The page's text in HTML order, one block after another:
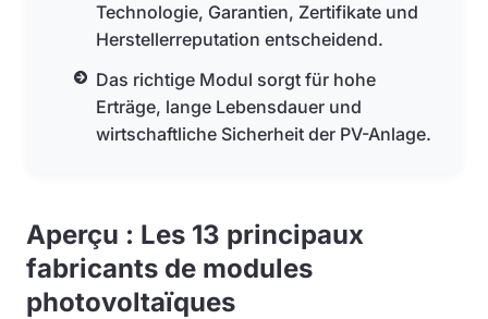
Technologie, Garantien, Zertifikate und
Herstellerreputation entscheidend.
Das richtige Modul sorgt für hohe
Erträge, lange Lebensdauer und
wirtschaftliche Sicherheit der PV-Anlage.
Aperçu : Les 13 principaux
fabricants de modules
photovoltaïques